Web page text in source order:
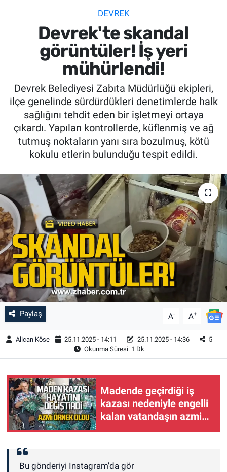
DEVREK
Devrek'te skandal
görüntüler! İş yeri
mühürlendi!
Devrek Belediyesi Zabıta Müdürlüğü ekipleri,
ilçe genelinde sürdürdükleri denetimlerde halk
sağlığını tehdit eden bir işletmeyi ortaya
çıkardı. Yapılan kontrollerde, küflenmiş ve ağ
tutmuş noktaların yanı sıra bozulmuş, kötü
kokulu etlerin bulunduğu tespit edildi.
Paylaş A- A+
Alican Köse 25.11.2025 - 14:11 25.11.2025 - 14:36
5
Okunma Süresi: 1 Dk
Madende geçirdiği iş
kazası nedeniyle engelli
kalan vatandaşın azmi
Bu gönderiyi Instagram'da gör